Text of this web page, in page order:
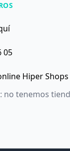
05
Hiper Shops
no tenemos